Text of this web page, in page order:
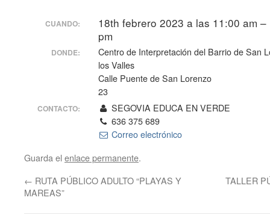
CUANDO:
18th febrero 2023 a las 11:00 am –
pm
DONDE:
Centro de Interpretación del Barrio de San
los Valles
Calle Puente de San Lorenzo
23
CONTACTO:
SEGOVIA EDUCA EN VERDE
636 375 689
Correo electrónico
Guarda el enlace permanente.
← RUTA PÚBLICO ADULTO “PLAYAS Y
MAREAS”
TALLER